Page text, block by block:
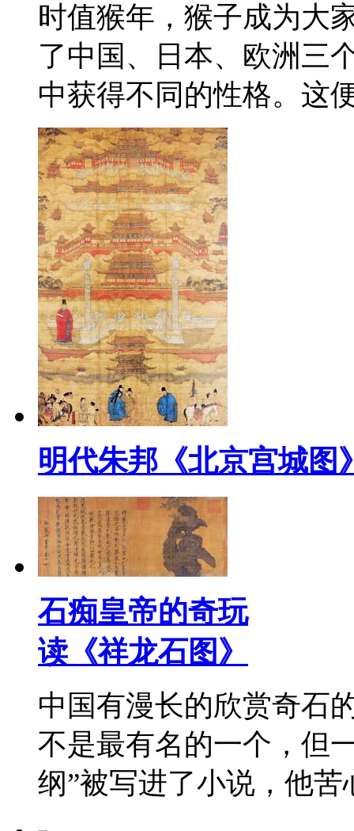
时值猴年，猴子成为大
了中国、日本、欧洲三
中获得不同的性格。
明代朱邦《北京宫城图
石痴皇帝的奇玩
读《祥龙石图》
中国有漫长的欣赏奇石
不是最有名的一个，但
纲”被写进了小说，他